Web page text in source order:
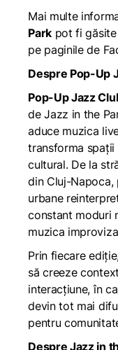
Mai multe
Park pot fi
pe paginile de
Despre Pop-Up
Pop-Up Jazz
de Jazz in the
aduce muzica
transforma
cultural. De la
din Cluj-Napoca,
urbane
constant moduri
muzica
Prin fiecare
să creeze
interacțiune, în
devin tot mai
pentru
Despre Jazz in